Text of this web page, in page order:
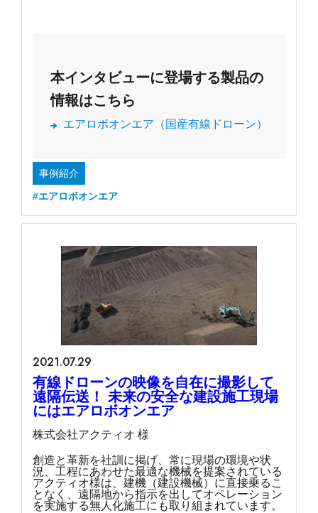
本インタビューに登場する製品の
情報はこちら
エアロボオンエア（国産有線ドローン）
事例紹介
#エアロボオンエア
2021.07.29
有線ドローンの映像を自在に撮影して
遠隔伝送！ 未来の安全な建設施工現場
にはエアロボオンエア
株式会社アクティオ 様
創造と革新を社訓に掲げ、常に現場の環境や状
況、工程にあわせた最適な機械を提案されている
アクティオ様は、建機（建設機械）に直接乗るこ
となく、遠隔地から指示を出してオペレーション
を実施する無人化施工にも取り組まれています。